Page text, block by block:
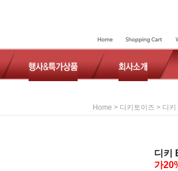
Home > 디키토이즈 > 디키
디키
가